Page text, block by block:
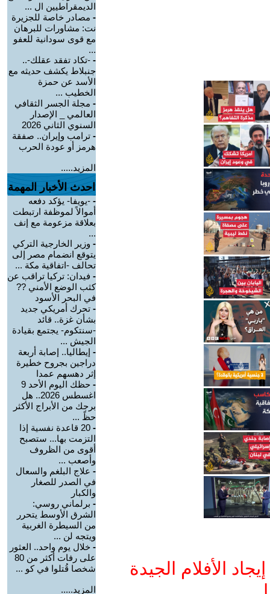
الأفلام الجيدة
الديمقراطيين ال ...
- مصادر خاصة للجزيرة
نت: مشاورات للبرهان
مع قوى سودانية للعفو
...
- -تكاد تفقد عقلك-..
جنبلاط يكشف حديثه مع
الأسد عن حمزة
الخطيب ...
- مجلة الجسر الثقافي
العالمي _ الإصدار
السنوي الثاني 2026
- ترامب وإيران.. صفقة
هرمز أو عودة الحرب
المزيد.....
احدث الأخبار المهمة
- -يويفا- يؤكد دفعه
أموالاً لموظفة ارتبطت
بعلاقة مزعومة مع إنف
...
- وزير الخارجية التركي
يتوقع انضمام مصر إلى
تحالف -اتفاقية مكة ...
- فيدان: تركيا تراقب عن
كثب الوضع الأمني ??
في البحر الأسود
- تحرك أمريكي جديد
بشأن غزة.. قائد
-سنتكوم- يجتمع بقيادة
الجيش ...
- إيطاليا.. إصابة أربعة
دراجين بجروح خطيرة
إثر دهسهم عمدا
-
حظك اليوم الأحد 9
اغسطس 2026.. هل
برجك من الأبراج الأكثر
حظً ...
-
20 قاعدة نفسية إذا
التزمت بها... ستصبح
أقوى من الظروف
وأصعب ...
- علاج البلغم والسعال
في الصدر للصغار
والكبار
- برلماني روسي:
الشرق الأوسط يتحرر
من السيطرة الغربية
ويتجه لن ...
- خلال يوم واحد.. العثور
على رفات أكثر من 80
شخصا قُتلوا في كو ...
المزيد.....